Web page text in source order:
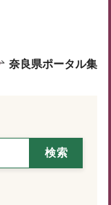
奈良県ポータル集